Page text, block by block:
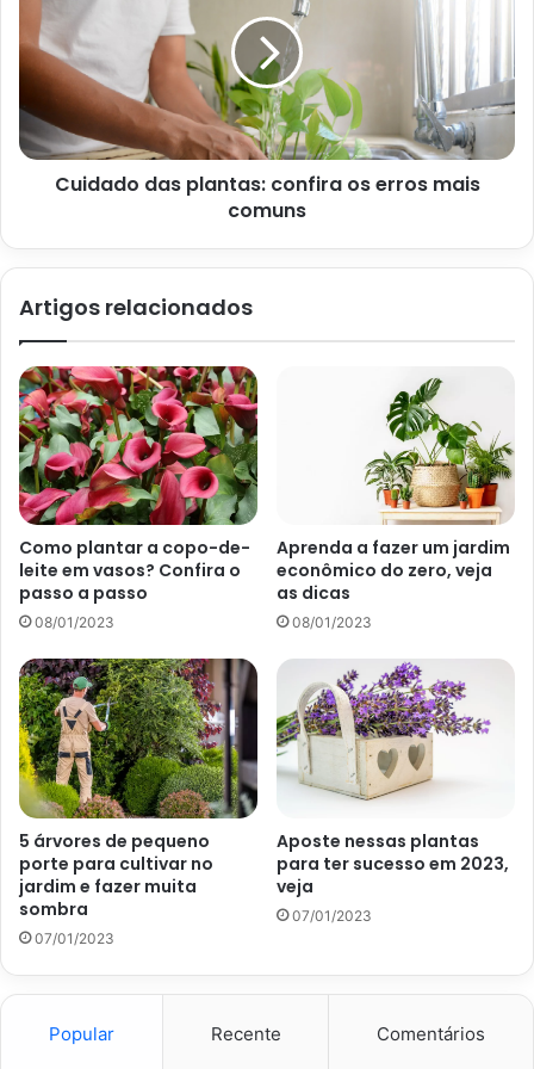
Imagem Casa e Jardim
A rega, por sua vez, deve ser controlada, uma vez que se
trata de uma espécie pertencente à família dos cactos, o
que confere bastante resistênciaà seca.Logo. Assim, a
flor-de-maio pode suportar períodos de seca, exceto seu
período de floração. Portanto, recomenda-se molhar o
substrato apenas quando esse se apresentar totalmente
seco.
Preparo do substrato
A planta aprecia solos leves, com bom perfil de drenagem,
fertilidade e pH entre 5,5 a 6,2. Portanto, você pode
realizar um mix utilizando duas partes de terra vegetal,
duas partes de casca de pinus para uma parte de húmus
de minhoca. Com demandas semelhantes as das
orquídeas (igualmente epífitas) você também pode utilizar
substrato pronto para orquídeas terrestres.
Cuidado das plantas: confira os erros mais
comuns
Artigos relacionados
Como plantar a copo-de-
leite em vasos? Confira o
passo a passo
08/01/2023
Aprenda a fazer um jardim
econômico do zero, veja
as dicas
08/01/2023
5 árvores de pequeno
porte para cultivar no
jardim e fazer muita
sombra
07/01/2023
Aposte nessas plantas
para ter sucesso em 2023,
veja
07/01/2023
Popular Recente Comentários